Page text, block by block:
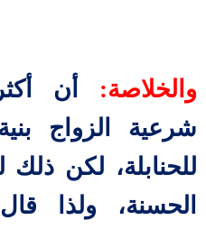
والخلاصة: أن
شرعية الزواج
للحنابلة، لكن
الحسنة، ولذا